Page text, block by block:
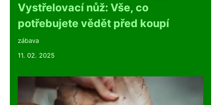
Vystřelovací nůž: Vše, co
potřebujete vědět před koupí
zábava
11. 02. 2025